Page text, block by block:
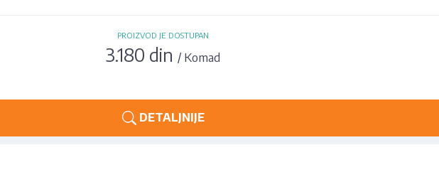
PROIZVOD JE DOSTUPAN
3.180 din / Komad
DETALJNIJE